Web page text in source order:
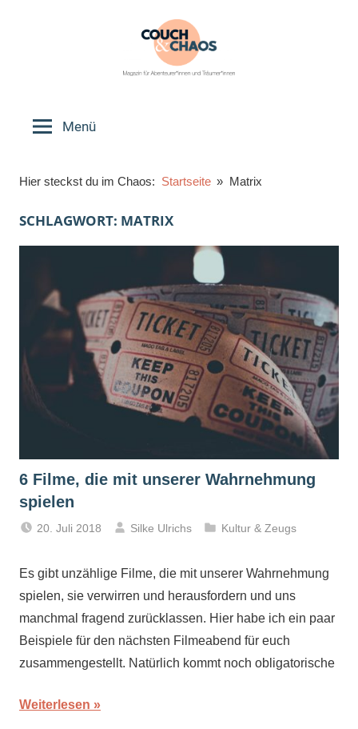
Chaos
Menü
Hier steckst du im Chaos: Startseite Matrix
SCHLAGWORT: MATRIX
6 Filme, die mit unserer Wahrnehmung
spielen
20. Juli 2018 Silke Ulrichs Kultur & Zeugs
Es gibt unzählige Filme, die mit unserer Wahrnehmung
spielen, sie verwirren und herausfordern und uns
manchmal fragend zurücklassen. Hier habe ich ein paar
Beispiele für den nächsten Filmeabend für euch
zusammengestellt. Natürlich kommt noch obligatorische
Weiterlesen